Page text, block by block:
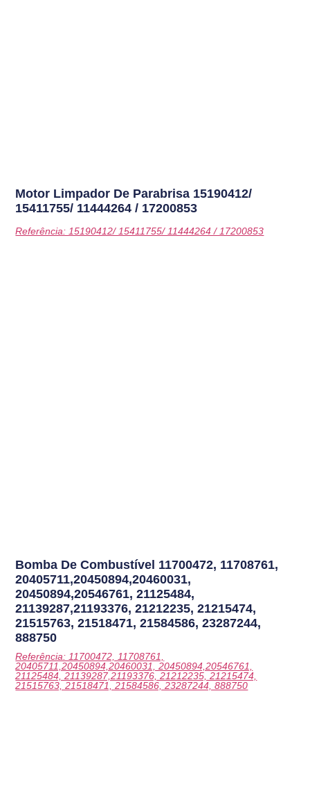
Motor Limpador De Parabrisa 15190412/
15411755/ 11444264 / 17200853
Referência: 15190412/ 15411755/ 11444264 / 17200853
Bomba De Combustível 11700472, 11708761,
20405711,20450894,20460031,
20450894,20546761, 21125484,
21139287,21193376, 21212235, 21215474,
21515763, 21518471, 21584586, 23287244,
888750
Referência: 11700472, 11708761,
20405711,20450894,20460031, 20450894,20546761,
21125484, 21139287,21193376, 21212235, 21215474,
21515763, 21518471, 21584586, 23287244, 888750